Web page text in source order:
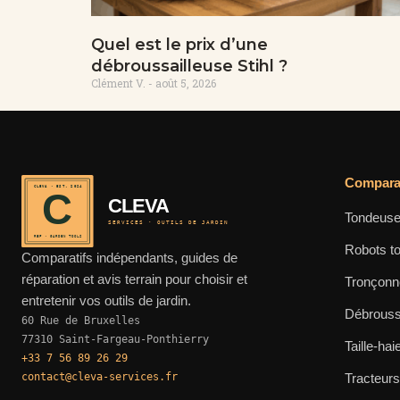
Quel est le prix d’une
débroussailleuse Stihl ?
Clément V. août 5, 2026
C
CLEVA · EST. 2024
REF · GARDEN TOOLS
CLEVA
SERVICES · OUTILS DE JARDIN
Comparatifs indépendants, guides de
réparation et avis terrain pour choisir et
entretenir vos outils de jardin.
60 Rue de Bruxelles
77310 Saint-Fargeau-Ponthierry
+33 7 56 89 26 29
contact@cleva-services.fr
Robots
Taille-